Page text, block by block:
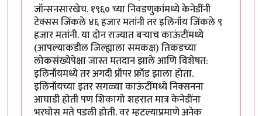
जॉन्सनसारखेच. १९६० च्या निवडणुकांमध्ये केनेडींनी
टेक्सस जिंकले ४६ हजार मतांनी तर इलिनॉय जिंकले ९
हजार मतांनी. या दोन राज्यात बर्‍याच काऊंटींमध्ये
(आपल्याकडील जिल्ह्याला समकक्ष) तिकडच्या
लोकसंख्येपेक्षा जास्त मतदान झाले आणि विशेषत:
इलिनॉयमध्ये तर अगदी प्रॉपर फ्रॉड झाला होता.
इलिनॉयच्या इतर सगळ्या काऊंटींमध्ये निक्सनना
आघाडी होती पण शिकागो शहरात मात्र केनेडींना
भरघोस मते पडली होती. वर म्हटल्याप्रमाणे अनेक